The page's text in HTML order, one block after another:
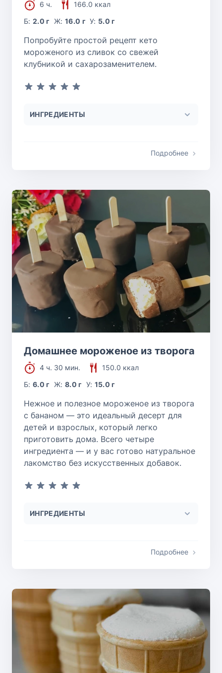
6 ч.
166.0 ккал
Б:2.0 г Ж: 16.0 г У: 5.0 г
Попробуйте простой рецепт кето
мороженого из сливок со свежей
клубникой и сахарозаменителем.
ИНГРЕДИЕНТЫ
Подробнее
Домашнее мороженое из творога
4 ч. 30 мин.
150.0 ккал
Б:6.0 г Ж: 8.0 г У: 15.0 г
Нежное и полезное мороженое из творога
с бананом — это идеальный десерт для
детей и взрослых, который легко
приготовить дома. Всего четыре
ингредиента — и у вас готово натуральное
лакомство без искусственных добавок.
ИНГРЕДИЕНТЫ
Подробнее